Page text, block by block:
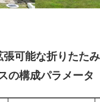
張可能な折りたた
の構成パラメータ